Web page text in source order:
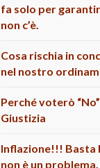
fa solo per
non c’è.
Cosa rischia in
nel nostro
Perché voterò
Giustizia
Inflazione!!! Basta
non è un problema.